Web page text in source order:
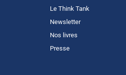
Le Think Tank
Newsletter
Nos livres
Presse